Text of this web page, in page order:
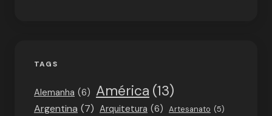
TAGS
Alemanha (6) América (13)
Argentina (7) Arquitetura (6) Artesanato (5)